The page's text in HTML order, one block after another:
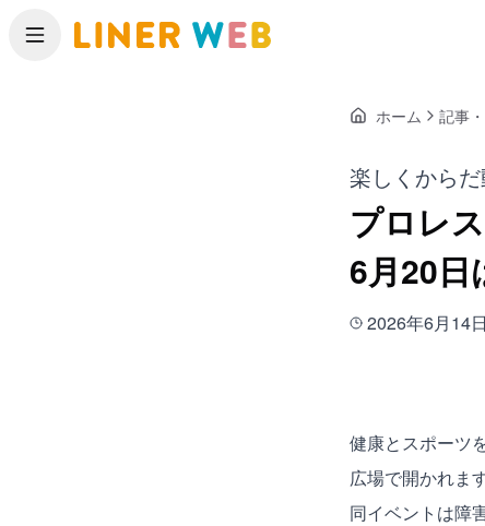
メニュー
ホーム 記事
楽しくからだ
プロレ
6月20日
2026年6月14日
健康とスポーツ
広場で開かれま
同イベントは障